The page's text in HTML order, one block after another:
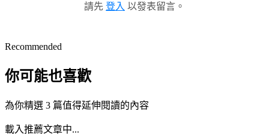
請先 登入 以發表留言。
Recommended
你可能也喜歡
為你精選 3 篇值得延伸閱讀的內容
載入推薦文章中...